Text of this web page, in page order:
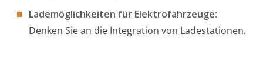
Lademöglichkeiten für Elektrofahrzeuge:
Denken Sie an die Integration von Ladestationen.